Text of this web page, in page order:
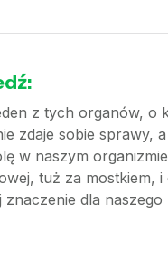
z tych organów, o
zdaje sobie sprawy, a
w naszym
tuż za mostkiem, i
znaczenie dla